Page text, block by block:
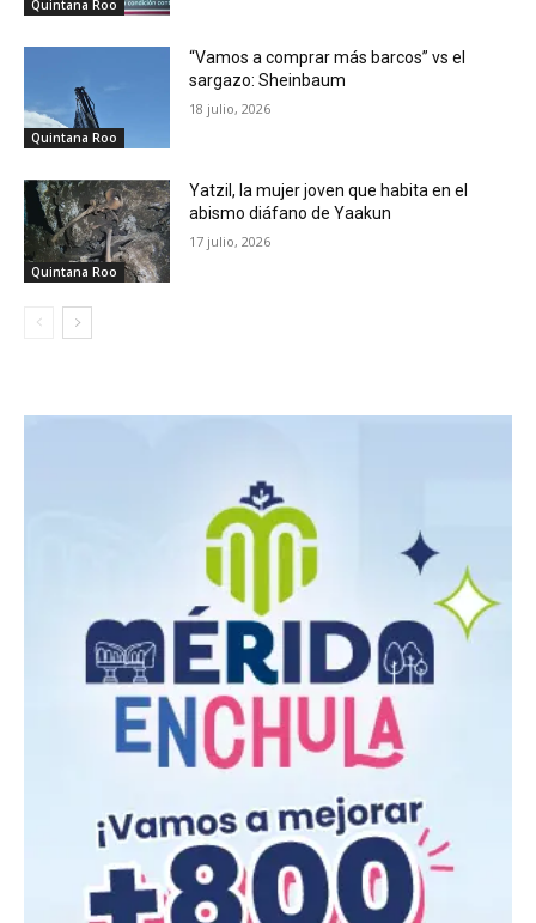
Quintana Roo
Quintana Roo
“Vamos a comprar más barcos” vs el
sargazo: Sheinbaum
18 julio, 2026
Quintana Roo
Yatzil, la mujer joven que habita en el
abismo diáfano de Yaakun
17 julio, 2026